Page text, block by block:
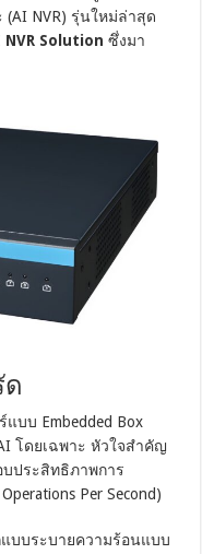
NVR) รุ่นใหม่ล่าสุด
Solution ซึ่งมา
แบบ Embedded Box
โดยเฉพาะ หัวใจสำคัญ
ประสิทธิภาพการ
Per Second)
บบระบายความร้อนแบบ